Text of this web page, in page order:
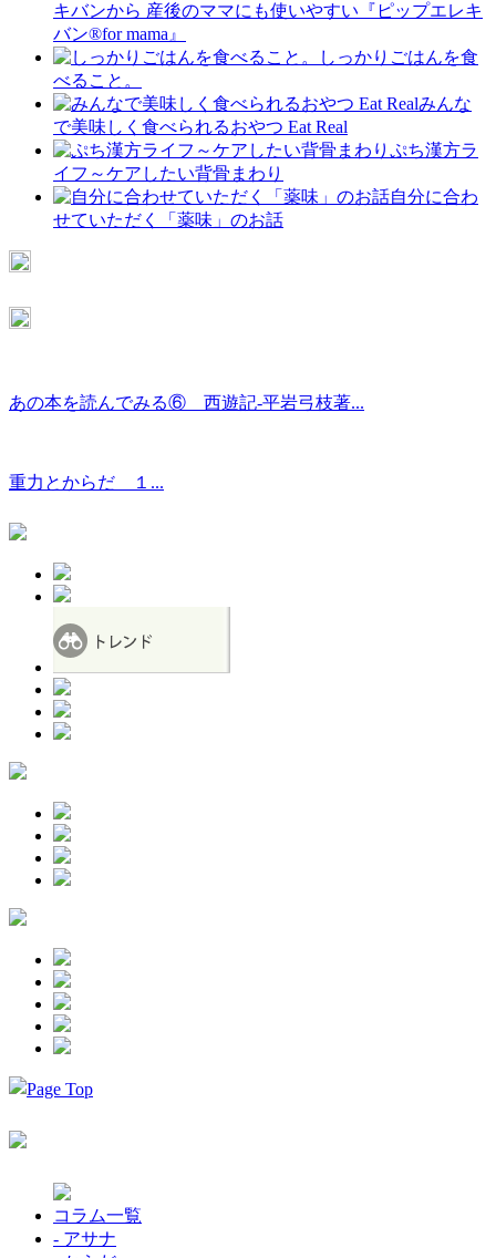
キバンから 産後のママにも使いやすい『ピップエレキ
バン®for mama』
しっかりごはんを食
べること。
みんな
で美味しく食べられるおやつ Eat Real
ぷち漢方ラ
イフ～ケアしたい背骨まわり
自分に合わ
せていただく「薬味」のお話
あの本を読んでみる⑥ 西遊記-平岩弓枝著...
重力とからだ １...
コラム一覧
- アサナ